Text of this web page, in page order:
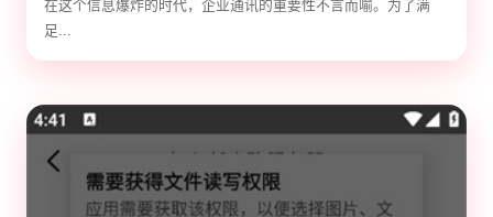
在这个信息爆炸的时代，企业通讯的重要性不言而喻。为了满
足...